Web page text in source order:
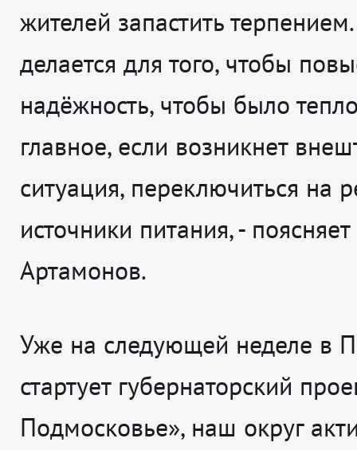
жителей запастить
делается для того, чтобы
надёжность, чтобы было
главное, если возникнет
ситуация, переключиться на
источники питания, - поясняет
Артамонов.
Уже на следующей неделе в
стартует губернаторский
Подмосковье», наш округ